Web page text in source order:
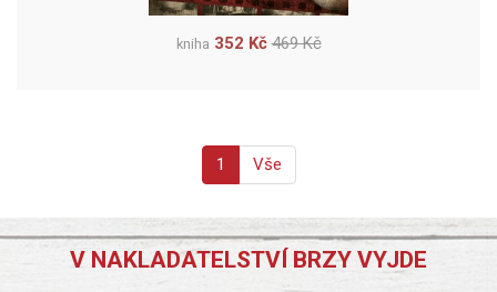
kniha 352 Kč 469 Kč
1 Vše
V NAKLADATELSTVÍ BRZY VYJDE